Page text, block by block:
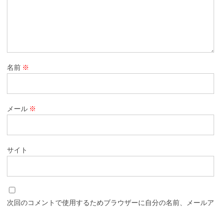
名前 ※
メール ※
サイト
次回のコメントで使用するためブラウザーに自分の名前、メールア